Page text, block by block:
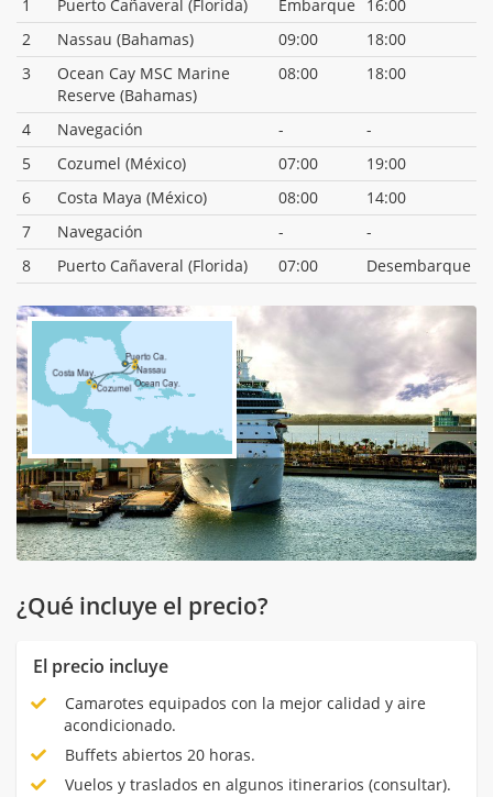
1 Puerto Cañaveral (Florida) Embarque
16:00
2
Nassau (Bahamas) 09:00
18:00
3
Ocean Cay MSC Marine
Reserve (Bahamas)
08:00 18:00
4 Navegación -
-
5
Cozumel (México) 07:00
19:00
6
Costa Maya (México) 08:00
14:00
7
Navegación -
-
8
Puerto Cañaveral (Florida) 07:00 Desembarque
¿Qué incluye el precio?
El precio incluye
Camarotes equipados con la mejor calidad y aire
acondicionado.
Buffets abiertos 20 horas.
Vuelos y traslados en algunos itinerarios (consultar).